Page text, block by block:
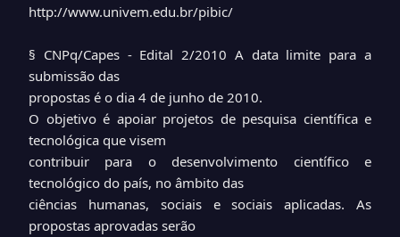
http://www.univem.edu.br/pibic/
§ CNPq/Capes - Edital 2/2010 A data limite para a
submissão das
propostas é o dia 4 de junho de 2010.
O objetivo é apoiar projetos de pesquisa científica e
tecnológica que visem
contribuir para o desenvolvimento científico e
tecnológico do país, no âmbito das
ciências humanas, sociais e sociais aplicadas. As
propostas aprovadas serão